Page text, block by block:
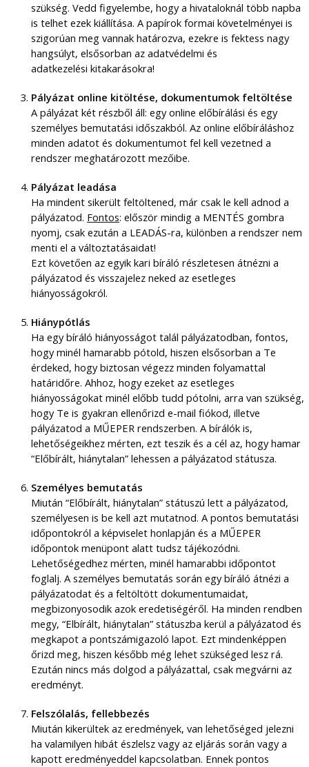
szükség. Vedd figyelembe, hogy a hivataloknál több napba
is telhet ezek kiállítása. A papírok formai követelményei is
szigorúan meg vannak határozva, ezekre is fektess nagy
hangsúlyt, elsősorban az adatvédelmi és
adatkezelési kitakarásokra!
Pályázat online kitöltése, dokumentumok feltöltése
A pályázat két részből áll: egy online előbírálási és egy
személyes bemutatási időszakból. Az online előbíráláshoz
minden adatot és dokumentumot fel kell vezetned a
rendszer meghatározott mezőibe.
Pályázat leadása
Ha mindent sikerült feltöltened, már csak le kell adnod a
pályázatod. Fontos: először mindig a MENTÉS gombra
nyomj, csak ezután a LEADÁS-ra, különben a rendszer nem
menti el a változtatásaidat!
Ezt követően az egyik kari bíráló részletesen átnézni a
pályázatod és visszajelez neked az esetleges
hiányosságokról.
Hiánypótlás
Ha egy bíráló hiányosságot talál pályázatodban, fontos,
hogy minél hamarabb pótold, hiszen elsősorban a Te
érdeked, hogy biztosan végezz minden folyamattal
határidőre. Ahhoz, hogy ezeket az esetleges
hiányosságokat minél előbb tudd pótolni, arra van szükség,
hogy Te is gyakran ellenőrizd e-mail fiókod, illetve
pályázatod a MŰEPER rendszerben. A bírálók is,
lehetőségeikhez mérten, ezt teszik és a cél az, hogy hamar
“Előbírált, hiánytalan” lehessen a pályázatod státusza.
Személyes bemutatás
Miután “Előbírált, hiánytalan” státuszú lett a pályázatod,
személyesen is be kell azt mutatnod. A pontos bemutatási
időpontokról a képviselet honlapján és a MŰEPER
időpontok menüpont alatt tudsz tájékozódni.
Lehetőségedhez mérten, minél hamarabbi időpontot
foglalj. A személyes bemutatás során egy bíráló átnézi a
pályázatodat és a feltöltött dokumentumaidat,
megbizonyosodik azok eredetiségéről. Ha minden rendben
megy, “Elbírált, hiánytalan” státuszba kerül a pályázatod és
megkapot a pontszámigazoló lapot. Ezt mindenképpen
őrizd meg, hiszen később még lehet szükséged lesz rá.
Ezután nincs más dolgod a pályázattal, csak megvárni az
eredményt.
Felszólalás, fellebbezés
Miután kikerültek az eredmények, van lehetőséged jelezni
ha valamilyen hibát észlelsz vagy az eljárás során vagy a
kapott eredményeddel kapcsolatban. Ennek pontos